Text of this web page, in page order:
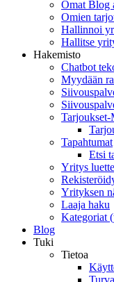
Omat Blog
Omien
Hallinnoi
Hallitse
Hakemisto
Chatbot
Myydään
Tapahtumat
Etsi
Yritys
Yrityksen
Laaja haku
Kategoriat
Blog
Tuki
Tietoa